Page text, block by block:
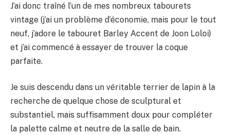
J’ai donc traîné l’un de mes nombreux tabourets
vintage (j’ai un problème d’économie, mais pour le tout
neuf, j’adore le tabouret Barley Accent de Joon Loloi)
et j’ai commencé à essayer de trouver la coque
parfaite.
Je suis descendu dans un véritable terrier de lapin à la
recherche de quelque chose de sculptural et
substantiel, mais suffisamment doux pour compléter
la palette calme et neutre de la salle de bain.